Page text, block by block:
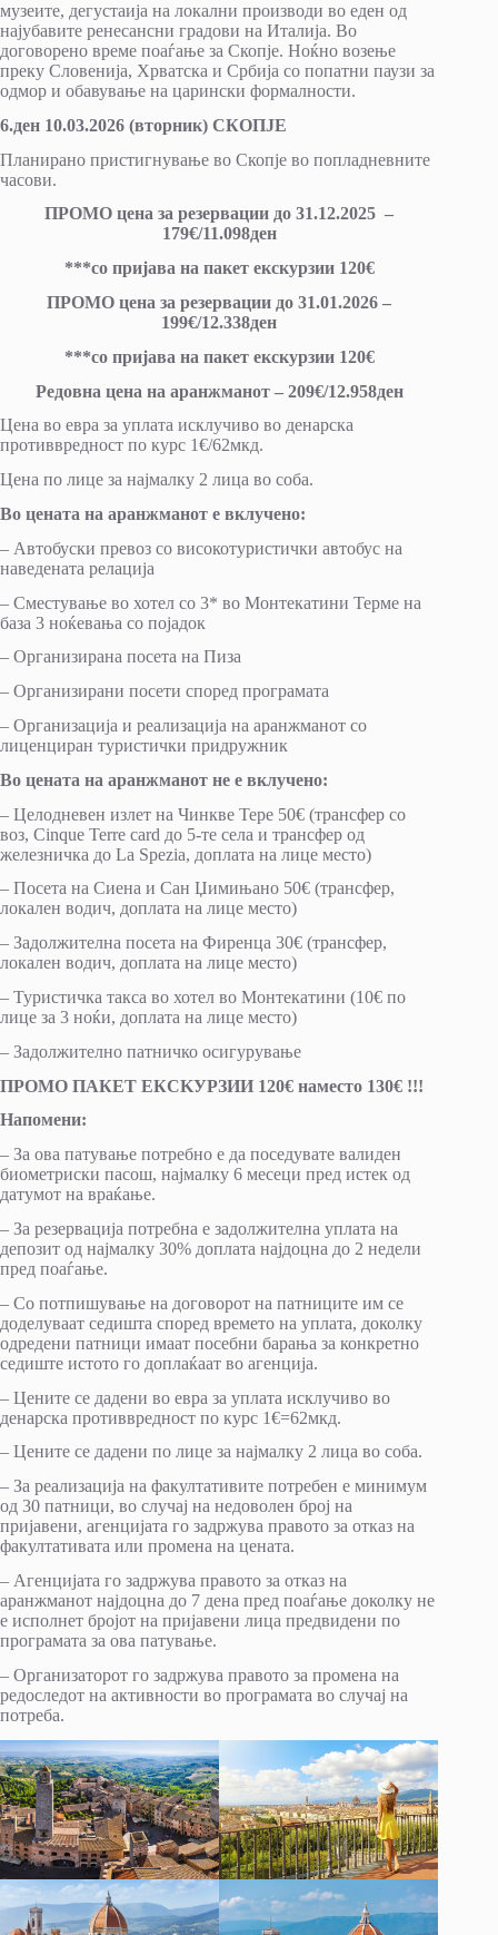
музеите, дегустаија на локални производи во еден од
најубавите ренесансни градови на Италија. Во
договорено време поаѓање за Скопје. Ноќно возење
преку Словенија, Хрватска и Србија со попатни паузи за
одмор и обавување на царински формалности.
6.ден 10.03.2026 (вторник) СКОПЈЕ
Планирано пристигнување во Скопје во попладневните
часови.
ПРОМО цена за резервации до 31.12.2025 –
179€/11.098ден
***со пријава на пакет екскурзии 120€
ПРОМО цена за резервации до 31.01.2026 –
199€/12.338ден
***со пријава на пакет екскурзии 120€
Редовна цена на аранжманот – 209€/12.958ден
Цена во евра за уплата исклучиво во денарска
противвредност по курс 1€/62мкд.
Цена по лице за најмалку 2 лица во соба.
Во цената на аранжманот е вклучено:
– Автобуски превоз со високотуристички автобус на
наведената релација
– Сместување во хотел со 3* во Монтекатини Терме на
база 3 ноќевања со појадок
– Организирана посета на Пиза
– Организирани посети според програмата
– Организација и реализација на аранжманот со
лиценциран туристички придружник
Во цената на аранжманот не е вклучено:
– Целодневен излет на Чинкве Тере 50€ (трансфер со
воз, Cinque Terre card до 5-те села и трансфер од
железничка до La Spezia, доплата на лице место)
– Посета на Сиена и Сан Џимињано 50€ (трансфер,
локален водич, доплата на лице место)
– Задолжителна посета на Фиренца 30€ (трансфер,
локален водич, доплата на лице место)
– Туристичка такса во хотел во Монтекатини (10€ по
лице за 3 ноќи, доплата на лице место)
– Задолжително патничко осигурување
ПРОМО ПАКЕТ ЕКСKУРЗИИ 120€ наместо 130€ !!!
Напомени:
– За ова патување потребно e да поседувате валиден
биометриски пасош, најмалку 6 месеци пред истек од
датумот на враќање.
– За резервација потребна е задолжителна уплата на
депозит од најмалку 30% доплата најдоцна до 2 недели
пред поаѓање.
– Со потпишување на договорот на патниците им се
доделуваат седишта според времето на уплата, доколку
одредени патници имаат посебни барања за конкретно
седиште истото го доплаќаат во агенција.
– Цените се дадени во евра за уплата исклучиво во
денарска противвредност по курс 1€=62мкд.
– Цените се дадени по лице за најмалку 2 лица во соба.
– За реализација на факултативите потребен е минимум
од 30 патници, во случај на недоволен број на
пријавени, агенцијата го задржува правото за отказ на
факултативата или промена на цената.
– Агенцијата го задржува правото за отказ на
аранжманот најдоцна до 7 дена пред поаѓање доколку не
е исполнет бројот на пријавени лица предвидени по
програмата за ова патување.
– Организаторот го задржува правото за промена на
редоследот на активности во програмата во случај на
потреба.